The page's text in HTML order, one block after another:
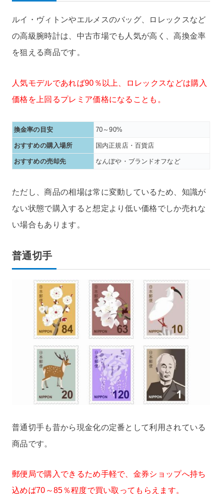
ルイ・ヴィトンやエルメスのバッグ、ロレックスなど
の高級腕時計は、中古市場でも人気が高く、高換金率
を狙える商品です。
人気モデルであれば90％以上、ロレックスなどは購入
価格を上回るプレミア価格になることも。
換金率の目安 70～90%
おすすめの購入場所 国内正規店・百貨店
おすすめの売却先 なんぼや・ブランドオフなど
ただし、商品の相場は常に変動しているため、知識が
ない状態で購入すると想定より低い価格でしか売れな
い場合もあります。
普通切手
普通切手も昔から現金化の定番として利用されている
商品です。
郵便局で購入できるため手軽で、金券ショップへ持ち
込めば70～85％程度で買い取ってもらえます。